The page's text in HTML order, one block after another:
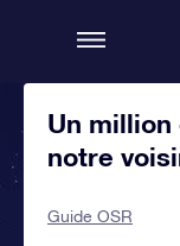
Un million
notre
Guide OSR